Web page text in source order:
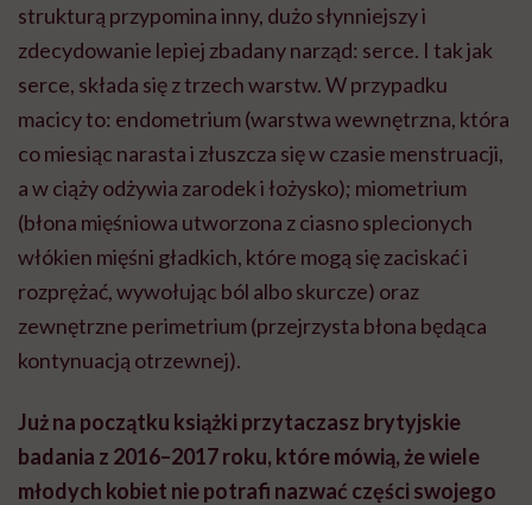
strukturą przypomina inny, dużo słynniejszy i
zdecydowanie lepiej zbadany narząd: serce. I tak jak
serce, składa się z trzech warstw. W przypadku
macicy to: endometrium (warstwa wewnętrzna, która
co miesiąc narasta i złuszcza się w czasie menstruacji,
a w ciąży odżywia zarodek i łożysko); miometrium
(błona mięśniowa utworzona z ciasno splecionych
włókien mięśni gładkich, które mogą się zaciskać i
rozprężać, wywołując ból albo skurcze) oraz
zewnętrzne perimetrium (przejrzysta błona będąca
kontynuacją otrzewnej).
Już na początku książki przytaczasz brytyjskie
badania z 2016–2017 roku, które mówią, że wiele
młodych kobiet nie potrafi nazwać części swojego